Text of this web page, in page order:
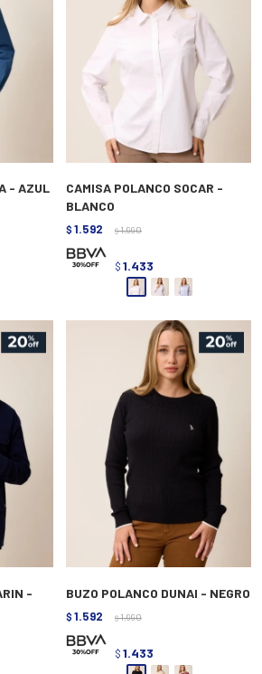
- AZUL
CAMISA POLANCO SOCAR -
BLANCO
$ 1.592 $ 1.990
$ 1.433
-
BUZO POLANCO DUNAI - NEGRO
$ 1.592 $ 1.990
$ 1.433